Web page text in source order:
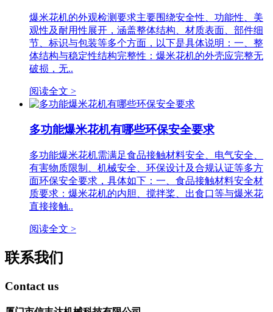
爆米花机的外观检测要求主要围绕安全性、功能性、美
观性及耐用性展开，涵盖整体结构、材质表面、部件细
节、标识与包装等多个方面，以下是具体说明：一、整
体结构与稳定性结构完整性：爆米花机的外壳应完整无
破损，无..
阅读全文 >
多功能爆米花机有哪些环保安全要求
多功能爆米花机需满足食品接触材料安全、电气安全、
有害物质限制、机械安全、环保设计及合规认证等多方
面环保安全要求，具体如下：一、食品接触材料安全材
质要求：爆米花机的内胆、搅拌桨、出食口等与爆米花
直接接触..
阅读全文 >
联系我们
Contact us